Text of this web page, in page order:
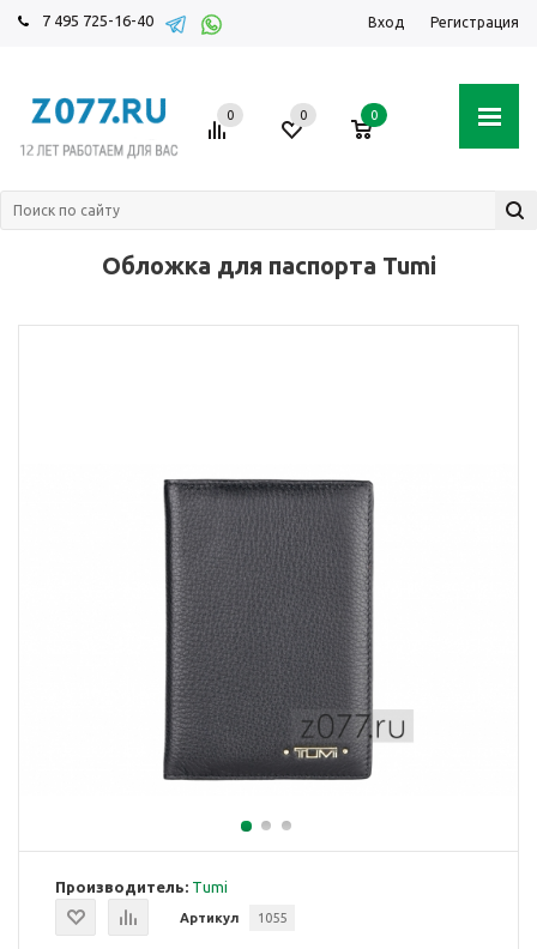
7 495 725-16-40 Вход Регистрация
0 0 0
Обложка для паспорта Tumi
Производитель: Tumi
Артикул 1055